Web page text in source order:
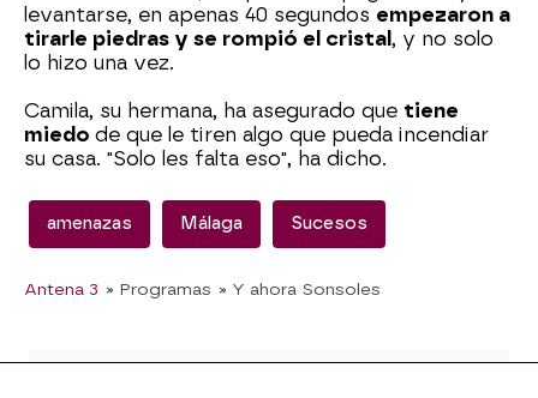
levantarse, en apenas 40 segundos empezaron a
tirarle piedras y se rompió el cristal , y no solo
lo hizo una vez.
Camila, su hermana, ha asegurado que tiene
miedo de que le tiren algo que pueda incendiar
su casa. "Solo les falta eso", ha dicho.
amenazas Málaga Sucesos
Antena 3 » Programas » Y ahora Sonsoles